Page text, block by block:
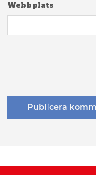
Webbplats